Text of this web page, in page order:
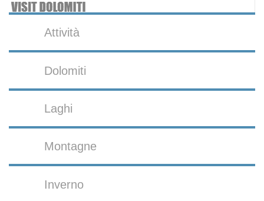
Attività
Dolomiti
Laghi
Montagne
Inverno